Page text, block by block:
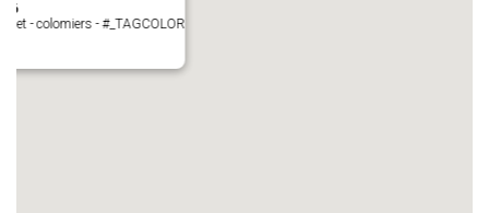
- colomiers - #_TAGCOLOR